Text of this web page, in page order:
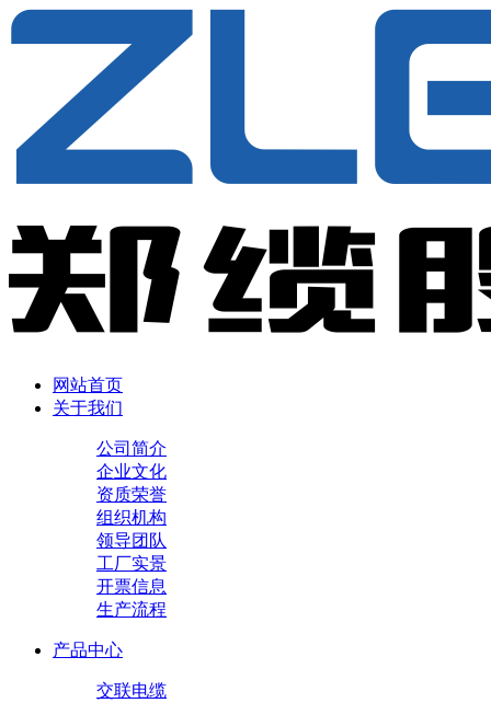
网站首页
关于我们
公司简介
企业文化
资质荣誉
组织机构
领导团队
工厂实景
开票信息
生产流程
产品中心
交联电缆